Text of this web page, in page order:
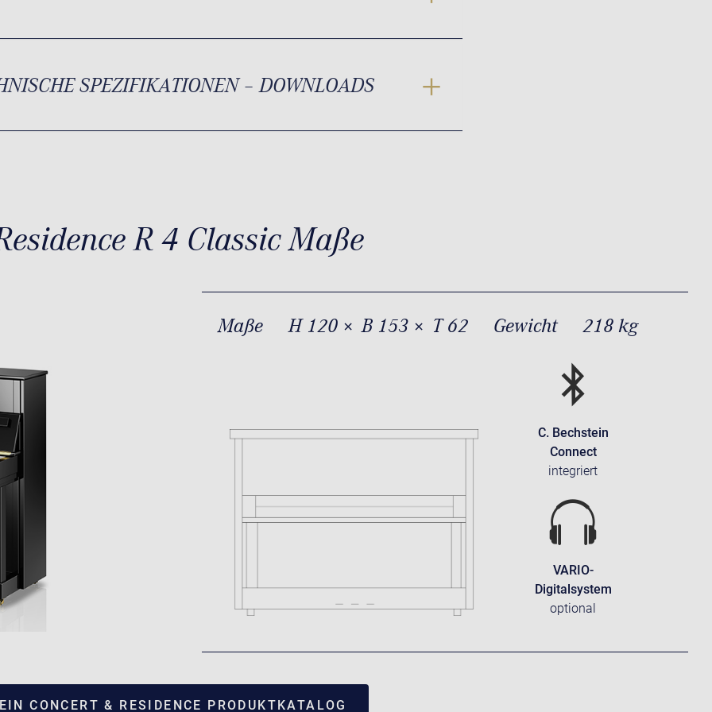
SPEZIFIKATIONEN – DOWNLOADS
R 4 Classic Maße
Maße H 120 × B 153 × T 62 Gewicht 218 kg
C. Bechstein
Connect
integriert
VARIO-
Digitalsystem
optional
CONCERT & RESIDENCE PRODUKTKATALOG